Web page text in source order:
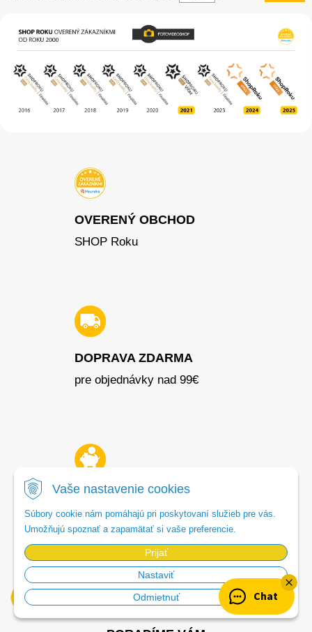
Vaše nastavenie cookies
Súbory cookie nám pomáhajú pri poskytovaní služieb pre vás.
Umožňujú spoznať a zapamätať si vaše preferencie.
Prijať
Nastaviť
Odmietnuť
OVERENÝ OBCHOD
SHOP Roku
DOPRAVA ZDARMA
pre objednávky nad 99€
TOP AKCIE
Využi akcie a ušetri
Chat